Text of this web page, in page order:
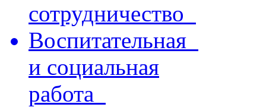
сотрудничество
Воспитательная
и социальная
работа